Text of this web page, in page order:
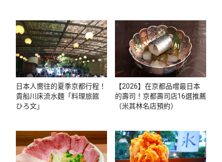
日本人嚮往的夏季京都行程！
貴船川床流水麵「料理旅館
ひろ文」
【2026】在京都品嚐最日本
的壽司！京都壽司店16選推薦
（米其林名店預約）